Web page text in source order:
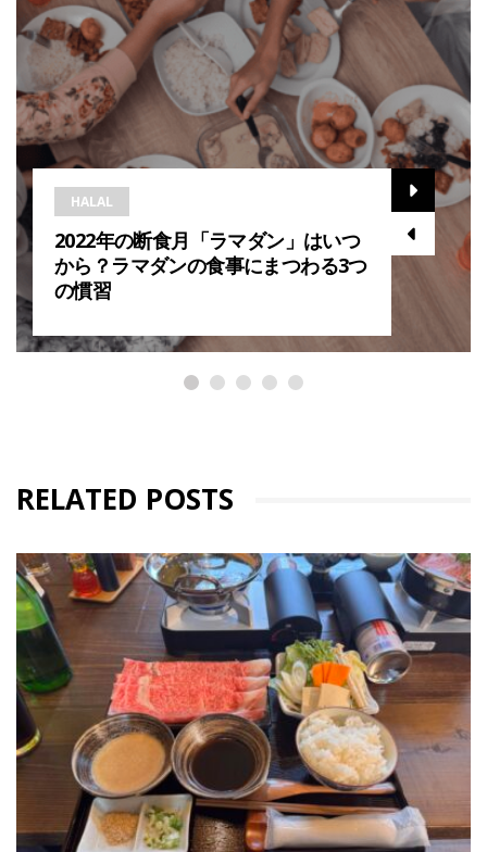
HALAL
2022年の断食月「ラマダン」はいつ
から？ラマダンの食事にまつわる3つ
の慣習
RELATED POSTS